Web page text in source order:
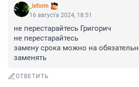
_ixform
16 августа 2024, 18:51
не перестарайтесь Григорич
не перестарайтесь
замену срока можно на
заменять
ОТВЕТИТЬ